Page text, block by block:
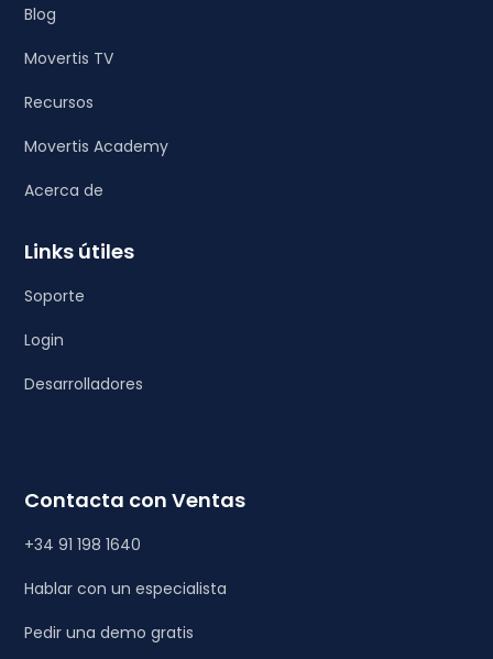
Blog
Movertis TV
Recursos
Movertis Academy
Acerca de
Links útiles
Soporte
Login
Desarrolladores
Contacta con Ventas
+34 91 198 1640
Hablar con un especialista
Pedir una demo gratis